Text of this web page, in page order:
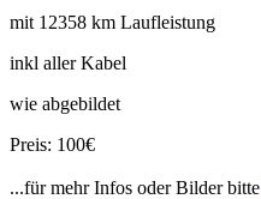
mit 12358 km Laufleistung
inkl aller Kabel
wie abgebildet
Preis: 100€
...für mehr Infos oder Bilder bitte